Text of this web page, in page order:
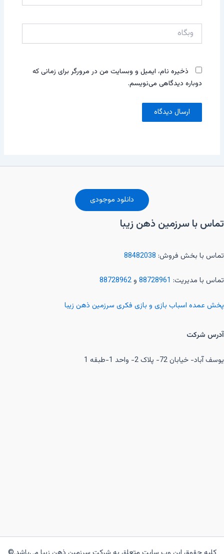
ذخیره نام، ایمیل و وبسایت من در مرورگر برای زمانی که
دوباره دیدگاهی می‌نویسم.
دانلود موجودی
تماس با سرزمین ذهن زیبا
تماس با بخش فروش: 88482038
تماس با مدیریت: 88728961 و88728962
پخش عمده اسباب بازی و بازی فکری سرزمین ذهن زیبا
آدرس شرکت
یوسف آباد- خیابان 72- پلاک 2- واحد 1-طبقه 1